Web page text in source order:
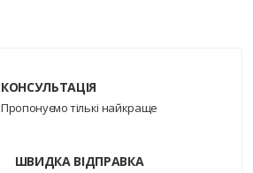
КОНСУЛЬТАЦІЯ
Пропонуємо тількі найкраще
ШВИДКА ВІДПРАВКА